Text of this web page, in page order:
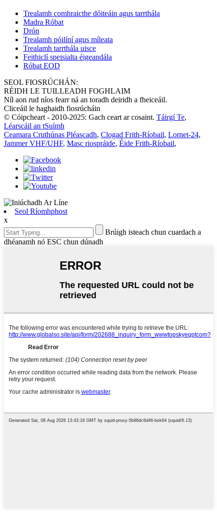
Trealamh comhraicthe dóiteáin agus tarrthála
Madra Róbat
Drón
Trealamh póilíní agus míleata
Trealamh tarrthála uisce
Feithiclí speisialta éigeandála
Róbat EOD
SEOL FIOSRÚCHÁN:
RÉIDH LE TUILLEADH FOGHLAIM
Níl aon rud níos fearr ná an toradh deiridh a fheiceáil.
Cliceáil le haghaidh fiosrúcháin
© Cóipcheart - 2010-2025: Gach ceart ar cosaint. Táirgí Te,
Léarscáil an tSuímh
Ceamara Cruthúnas Pléascadh, Clogad Frith-Ríobail, Lornet-24,
Jammer VHF/UHF, Masc riospráide, Éide Frith-Ríobail,
Seol Ríomhphost
x
Brúigh isteach chun cuardach a
dhéanamh nó ESC chun dúnadh